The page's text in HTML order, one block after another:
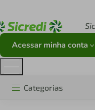
Acessar minha conta
Categorias